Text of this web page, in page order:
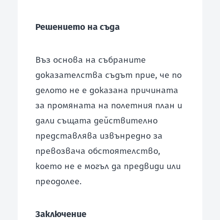
Решението на съда
Въз основа на събраните
доказателства съдът прие, че по
делото не е доказана причината
за промяната на полетния план и
дали същата действително
представлява извънредно за
превозвача обстоятелство,
което не е могъл да предвиди или
преодолее.
Заключение